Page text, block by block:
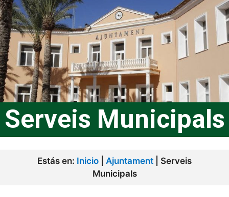
Serveis Municipals
Estás en: Inicio Ajuntament
Serveis
Municipals